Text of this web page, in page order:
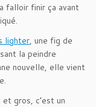
falloir finir ça avant
lighter, une fig de
la peindre
nouvelle, elle vient
gros, c’est un